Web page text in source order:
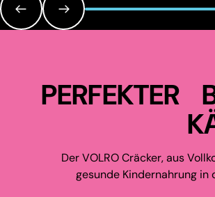
PERFEKTER
Der VOLRO Cräcker, aus
gesunde Kindernahrung in